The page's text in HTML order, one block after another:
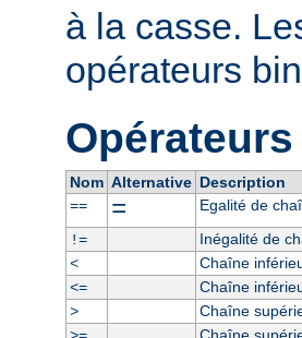
à la casse.
opérateurs
Nom Alternative Description
==
=
Egalité de
!=
Inégalité de
<
Chaîne
<=
Chaîne
>
Chaîne